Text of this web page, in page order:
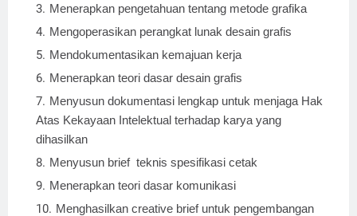
Menerapkan pengetahuan tentang metode grafika
Mengoperasikan perangkat lunak desain grafis
Mendokumentasikan kemajuan kerja
Menerapkan teori dasar desain grafis
Menyusun dokumentasi lengkap untuk menjaga Hak
Atas Kekayaan Intelektual terhadap karya yang
dihasilkan
Menyusun brief teknis spesifikasi cetak
Menerapkan teori dasar komunikasi
Menghasilkan creative brief untuk pengembangan